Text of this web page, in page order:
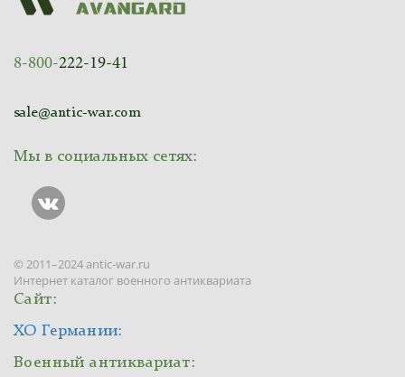
8-800-222-19-41
sale@antic-war.com
Мы в социальных сетях:
© 2011–2024 antic-war.ru
Интернет каталог военного антиквариата
Сайт:
ХО Германии:
Военный антиквариат: